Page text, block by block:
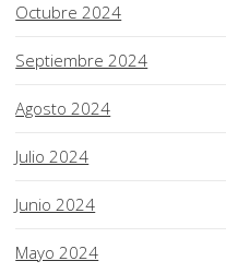
Octubre 2024
Septiembre 2024
Agosto 2024
Julio 2024
Junio 2024
Mayo 2024